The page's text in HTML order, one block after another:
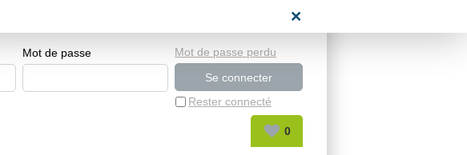
Mot de passe
Rester connecté
Mot de passe perdu
0